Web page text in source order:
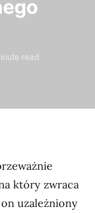
read
który zwraca
uzależniony